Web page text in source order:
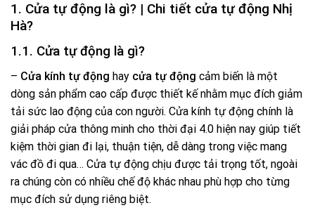
1. Cửa tự động là gì? | Chi tiết cửa tự động Nhị
Hà?
1.1. Cửa tự động là gì?
– Cửa kính tự động hay cửa tự động cảm biến là một
dòng sản phẩm cao cấp được thiết kế nhằm mục đích giảm
tải sức lao động của con người. Cửa kính tự động chính là
giải pháp cửa thông minh cho thời đại 4.0 hiện nay giúp tiết
kiệm thời gian đi lại, thuận tiện, dễ dàng trong việc mang
vác đồ đi qua… Cửa tự động chịu được tải trọng tốt, ngoài
ra chúng còn có nhiều chế độ khác nhau phù hợp cho từng
mục đích sử dụng riêng biệt.